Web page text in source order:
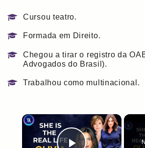
Cursou teatro.
Formada em Direito.
Chegou a tirar o registro da
Advogados do Brasil).
Trabalhou como multinacional.
×